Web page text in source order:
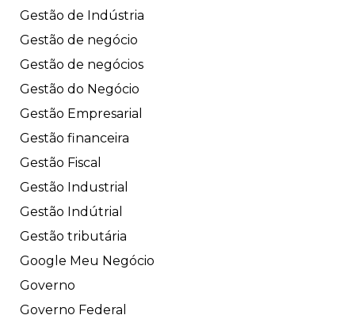
Gestão de Indústria
Gestão de negócio
Gestão de negócios
Gestão do Negócio
Gestão Empresarial
Gestão financeira
Gestão Fiscal
Gestão Industrial
Gestão Indútrial
Gestão tributária
Google Meu Negócio
Governo
Governo Federal